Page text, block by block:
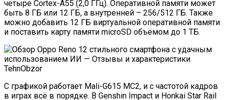
четыре Cortex-A55 (2,0 ГГц). Оперативной памяти может
быть 8 ГБ или 12 ГБ, а внутренней – 256/512 ГБ. Также
можно добавить 12 ГБ виртуальной оперативной памяти
и поставить карту памяти microSD объёмом до 1 ТБ.
С графикой работает Mali-G615 MC2, и с частотой кадров
в играх всё в порядке. В Genshin Impact и Honkai Star Rail